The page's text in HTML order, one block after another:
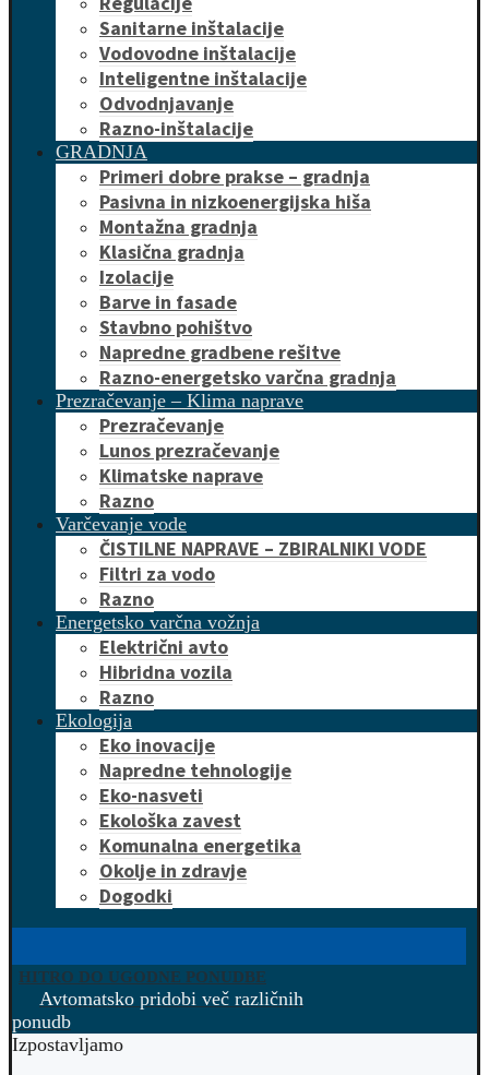
Sanitarne inštalacije
Vodovodne inštalacije
Inteligentne inštalacije
Odvodnjavanje
Razno-inštalacije
GRADNJA
Primeri dobre prakse – gradnja
Pasivna in nizkoenergijska hiša
Montažna gradnja
Klasična gradnja
Izolacije
Barve in fasade
Stavbno pohištvo
Napredne gradbene rešitve
Razno-energetsko varčna gradnja
Prezračevanje – Klima naprave
Prezračevanje
Lunos prezračevanje
Klimatske naprave
Razno
Varčevanje vode
ČISTILNE NAPRAVE – ZBIRALNIKI VODE
Filtri za vodo
Razno
Energetsko varčna vožnja
Električni avto
Hibridna vozila
Razno
Ekologija
Eko inovacije
Napredne tehnologije
Eko-nasveti
Ekološka zavest
Komunalna energetika
Okolje in zdravje
Dogodki
HITRO DO UGODNE PONUDBE
Avtomatsko pridobi več različnih
ponudb
Izpostavljamo